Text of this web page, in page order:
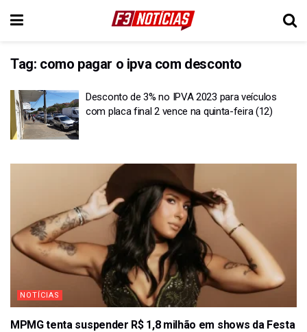
Tag: como pagar o ipva com desconto
Desconto de 3% no IPVA 2023 para veículos
com placa final 2 vence na quinta-feira (12)
NOTÍCIAS
MPMG tenta suspender R$ 1,8 milhão em shows da Festa